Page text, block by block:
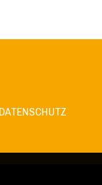
DATENSCHUTZ